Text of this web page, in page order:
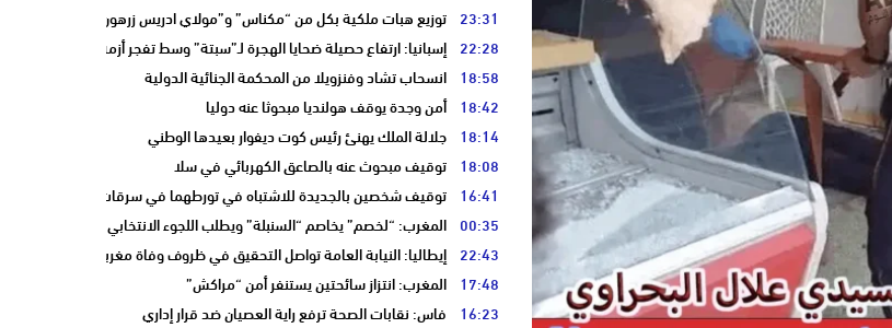
23:31 توزيع هبات ملكية بكل من “مكناس” و”مولاي ادريس زرهون”
22:28 إسبانيا: ارتفاع حصيلة ضحايا الهجرة لـ”سبتة” وسط تفجر أزمة سياسية أوروبي
18:58 انسحاب تشاد وفنزويلا من المحكمة الجنائية الدولية
18:42 أمن وجدة يوقف هولنديا مبحوثا عنه دوليا
18:14 جلالة الملك يهنئ رئيس كوت ديفوار بعيدها الوطني
18:08 توقيف مبحوث عنه بالصاعق الكهربائي في سلا
16:41 توقيف شخصين بالجديدة للاشتباه في تورطهما في سرقات من داخل
00:35 المغرب: “لخصم” يخاصم “السنبلة” ويطلب اللجوء الانتخابي من “النخلة”
22:43 إيطاليا: النيابة العامة تواصل التحقيق في ظروف وفاة مغربي
17:48 المغرب: انتزاز سائحتين يستنفر أمن “مراكش”
16:23 فاس: نقابات الصحة ترفع راية العصيان ضد قرار إداري